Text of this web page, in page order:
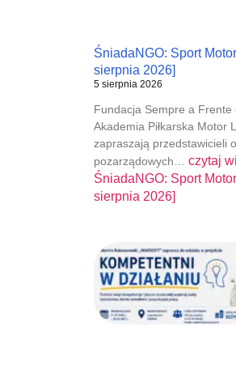
ŚniadaNGO: Sport
sierpnia 2026]
5 sierpnia 2026
Fundacja Sempre a Frente
Akademia Piłkarska Motor
zapraszają przedstawicieli
pozarządowych… czytaj
ŚniadaNGO: Sport
sierpnia 2026]